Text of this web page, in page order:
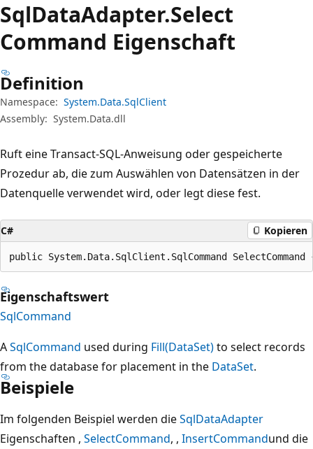
SqlDataAdapter.Select
Command Eigenschaft
Definition
Namespace: System.Data.SqlClient
Assembly: System.Data.dll
Ruft eine Transact-SQL-Anweisung oder gespeicherte
Prozedur ab, die zum Auswählen von Datensätzen in der
Datenquelle verwendet wird, oder legt diese fest.
C# Kopieren
public System.Data.SqlClient.SqlCommand
Eigenschaftswert
SqlCommand
ASqlCommand used during Fill(DataSet)to select records
from the database for placement in the DataSet.
Beispiele
Im folgenden Beispiel werden dieSqlDataAdapter
Eigenschaften , SelectCommand, , InsertCommandund die